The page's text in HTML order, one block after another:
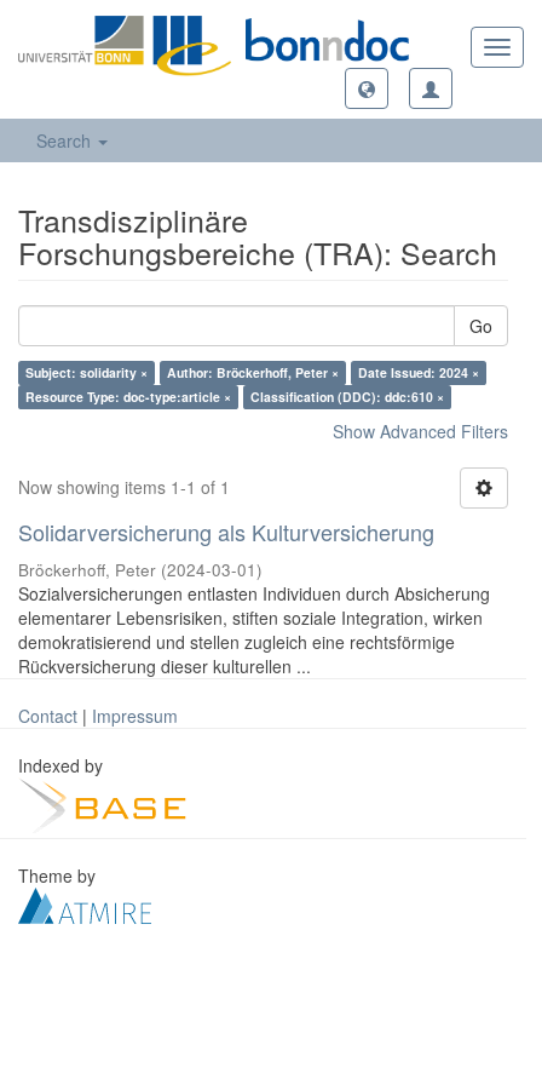
Search
Transdisziplinäre
Forschungsbereiche (TRA): Search
Go
Subject: solidarity × Author: Bröckerhoff, Peter ×
Date Issued: 2024 ×
Resource Type: doc-type:article ×
Classification (DDC): ddc:610 ×
Show Advanced Filters
Now showing items 1-1 of 1
Solidarversicherung als Kulturversicherung
Bröckerhoff, Peter (2024-03-01)
Sozialversicherungen entlasten Individuen durch Absicherung
elementarer Lebensrisiken, stiften soziale Integration, wirken
demokratisierend und stellen zugleich eine rechtsförmige
Rückversicherung dieser kulturellen ...
Contact | Impressum
Indexed by
Theme by